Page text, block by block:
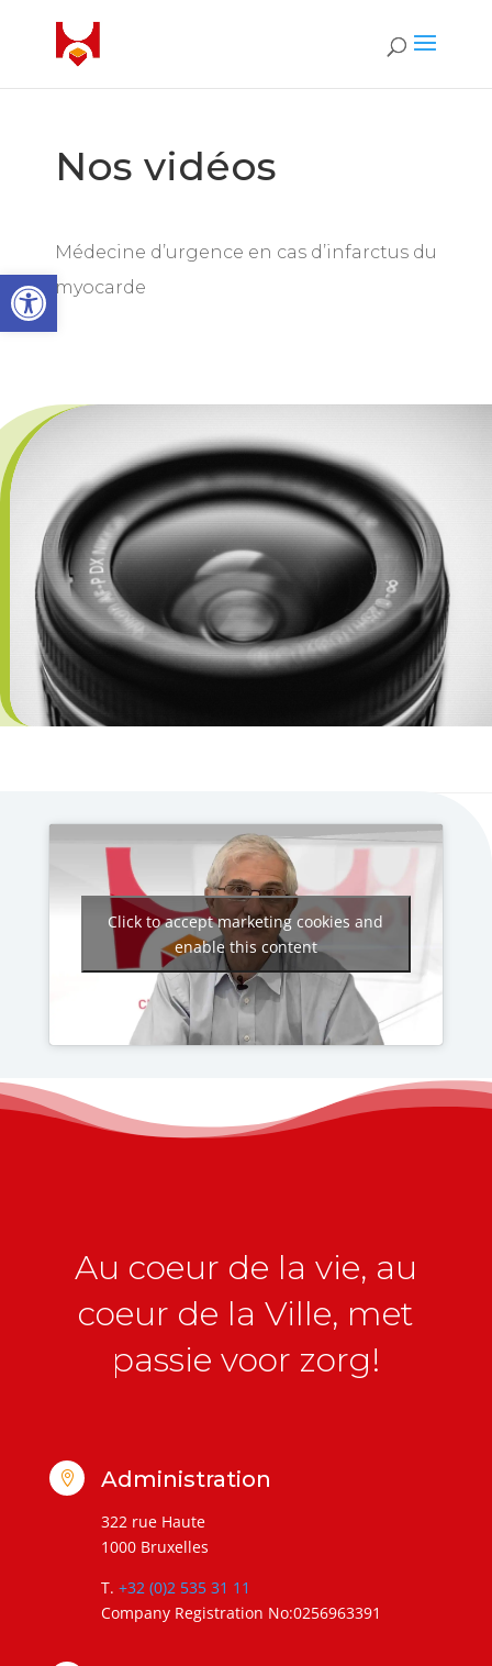
Open toolbar
Nos vidéos
Médecine d’urgence en cas d’infarctus du
myocarde
Click to accept marketing cookies and
enable this content
Au coeur de la vie, au
coeur de la Ville, met
passie voor zorg!
 Administration
322 rue Haute
1000 Bruxelles
T. +32 (0)2 535 31 11
Company Registration No:0256963391